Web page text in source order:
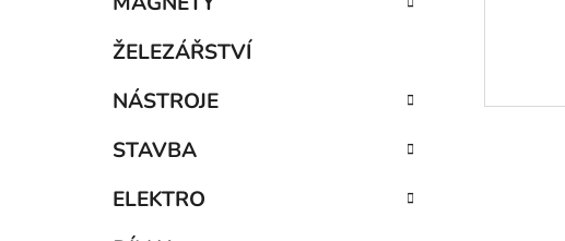
ŽELEZÁŘSTVÍ
NÁSTROJE
STAVBA
ELEKTRO